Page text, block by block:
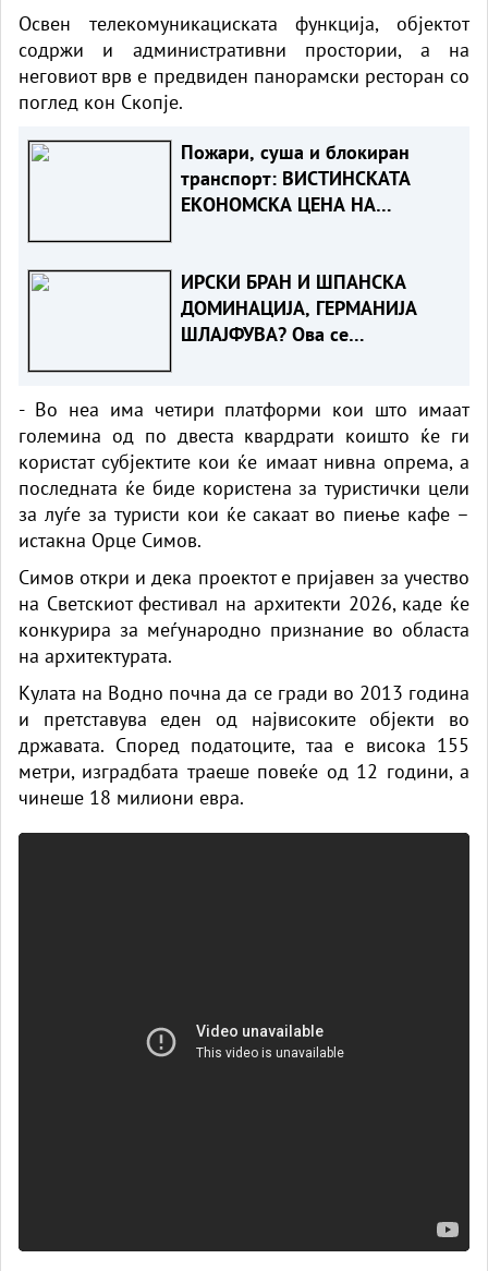
Освен телекомуникациската функција, објектот
содржи и административни простории, а на
неговиот врв е предвиден панорамски ресторан со
поглед кон Скопје.
Пожари, суша и блокиран
транспорт: ВИСТИНСКАТА
ЕКОНОМСКА ЦЕНА НА
ИРСКИ БРАН И ШПАНСКА
ДОМИНАЦИЈА, ГЕРМАНИЈА
ШЛАЈФУВА? Ова се
- Во неа има четири платформи кои што имаат
големина од по двеста квардрати коишто ќе ги
користат субјектите кои ќе имаат нивна опрема, а
последната ќе биде користена за туристички цели
за луѓе за туристи кои ќе сакаат во пиење кафе –
истакна Орце Симов.
Симов откри и дека проектот е пријавен за учество
на Светскиот фестивал на архитекти 2026, каде ќе
конкурира за меѓународно признание во областа
на архитектурата.
Кулата на Водно почна да се гради во 2013 година
и претставува еден од највисоките објекти во
државата. Според податоците, таа е висока 155
метри, изградбата траеше повеќе од 12 години, а
чинеше 18 милиони евра.